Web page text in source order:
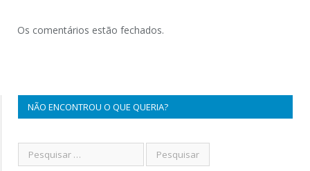
Os comentários estão fechados.
NÃO ENCONTROU O QUE QUERIA?